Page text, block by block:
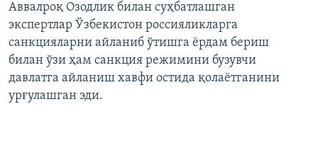
Аввалроқ Озодлик билан суҳбатлашган
экспертлар Ўзбекистон россияликларга
санкцияларни айланиб ўтишга ёрдам бериш
билан ўзи ҳам санкция режимини бузувчи
давлатга айланиш хавфи остида қолаётганини
урғулашган эди.